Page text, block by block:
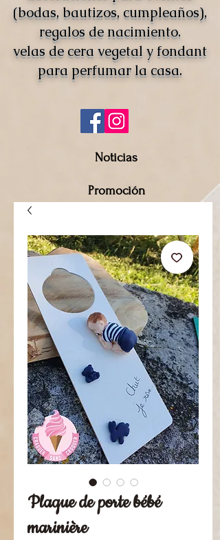
(bodas, bautizos, cumpleaños),
regalos de nacimiento.
velas de cera vegetal y fondant
para perfumar la casa.
Noticias
Promoción
Plaque de porte bébé
marinière